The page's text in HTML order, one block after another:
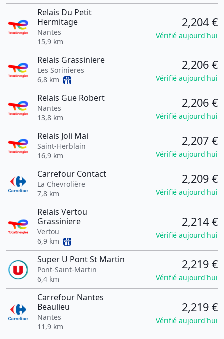
Relais Du Petit
Hermitage
Nantes
15,9 km
2,204 €
Vérifié aujourd'hui
Relais Grassiniere
Les Sorinieres
6,8 km
2,206 €
Vérifié aujourd'hui
Relais Gue Robert
Nantes
13,8 km
2,206 €
Vérifié aujourd'hui
Relais Joli Mai
Saint-Herblain
16,9 km
2,207 €
Vérifié aujourd'hui
Carrefour Contact
La Chevrolière
7,8 km
2,209 €
Vérifié aujourd'hui
Relais Vertou
Grassiniere
Vertou
6,9 km
2,214 €
Vérifié aujourd'hui
Super U Pont St Martin
Pont-Saint-Martin
6,4 km
2,219 €
Vérifié aujourd'hui
Carrefour Nantes
Beaulieu
Nantes
11,9 km
2,219 €
Vérifié aujourd'hui